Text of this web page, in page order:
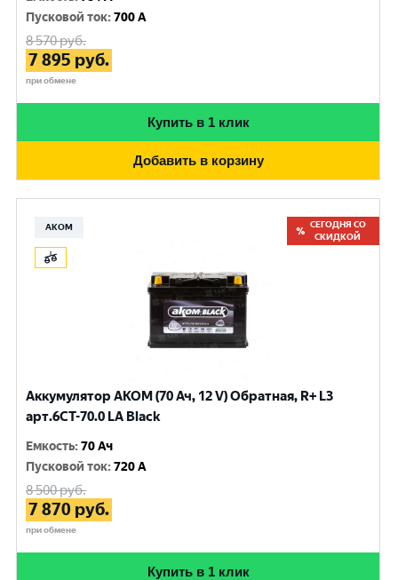
Пусковой ток:700 A
8 570руб.
7 895 руб.
при обмене
Купить в 1 клик
Добавить в корзину
АКОМ
СЕГОДНЯ СО
СКИДКОЙ
Аккумулятор АКОМ (70 Ач, 12 V) Обратная, R+ L3
арт.6CT-70.0 LA Black
Емкость:70 Ач
Пусковой ток:720 A
8 500руб.
7 870 руб.
при обмене
Купить в 1 клик